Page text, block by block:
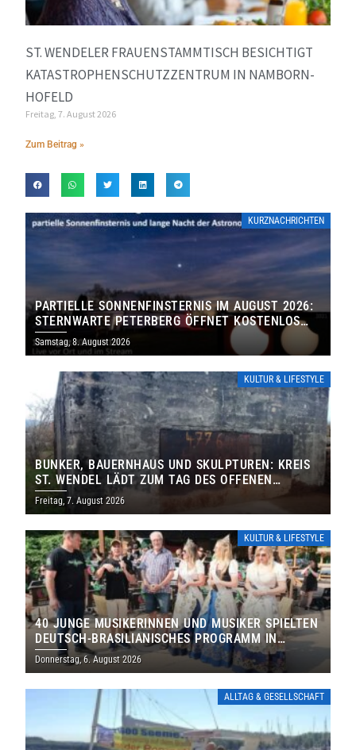
ST. WENDELER FRAUENSTAMMTISCH BESICHTIGT
KATASTROPHENSCHUTZZENTRUM IN NAMBORN-
HOFELD
Freitag, 7. August 2026
Zum Beitrag »
KURZNACHRICHTEN
PARTIELLE SONNENFINSTERNIS IM AUGUST 2026:
STERNWARTE PETERBERG ÖFFNET KOSTENLOS
IHRE TORE
Samstag, 8. August 2026
KULTUR & LIFESTYLE
BUNKER, BAUERNHAUS UND SKULPTUREN: KREIS
ST. WENDEL LÄDT ZUM TAG DES OFFENEN
DENKMALS EIN
Freitag, 7. August 2026
KULTUR & LIFESTYLE
40 JUNGE MUSIKERINNEN UND MUSIKER SPIELTEN
DEUTSCH-BRASILIANISCHES PROGRAMM IN
THOLEY
Donnerstag, 6. August 2026
ALLTAG & GESELLSCHAFT